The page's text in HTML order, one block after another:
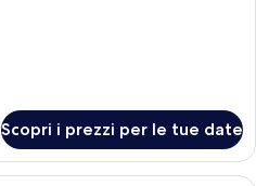
Scopri i prezzi per le tue date